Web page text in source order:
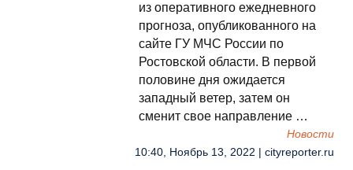
из оперативного ежедневного
прогноза, опубликованного на
сайте ГУ МЧС России по
Ростовской области. В первой
половине дня ожидается
западный ветер, затем он
сменит свое направление …
Новости
10:40, Ноябрь 13, 2022 | cityreporter.ru